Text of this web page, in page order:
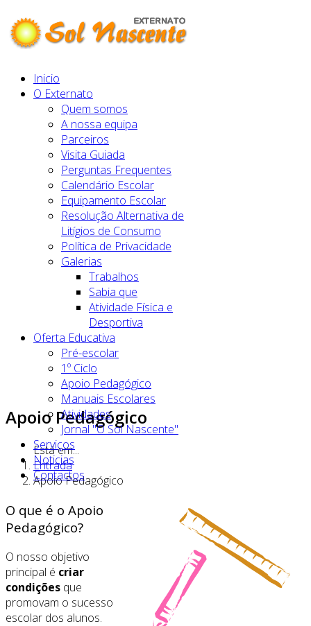
Inicio
O Externato
Quem somos
A nossa equipa
Parceiros
Visita Guiada
Perguntas Frequentes
Calendário Escolar
Equipamento Escolar
Resolução Alternativa de
Litígios de Consumo
Política de Privacidade
Galerias
Trabalhos
Sabia que
Atividade Física e
Desportiva
Oferta Educativa
Pré-escolar
1º Ciclo
Apoio Pedagógico
Manuais Escolares
Atividades
Jornal "O Sol Nascente"
Serviços
Noticias
Contactos
Apoio Pedagógico
Está em...
Entrada
Apoio Pedagógico
O que é o Apoio
Pedagógico?
O nosso objetivo
principal é criar
condições que
promovam o sucesso
escolar dos alunos.